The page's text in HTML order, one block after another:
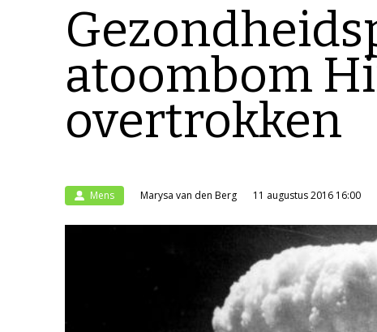
atoombom
overtrokken
Mens Marysa van den Berg 11 augustus 2016 16:00